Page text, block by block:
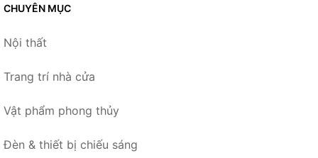
CHUYÊN MỤC
Nội thất
Trang trí nhà cửa
Vật phẩm phong thủy
Đèn & thiết bị chiếu sáng